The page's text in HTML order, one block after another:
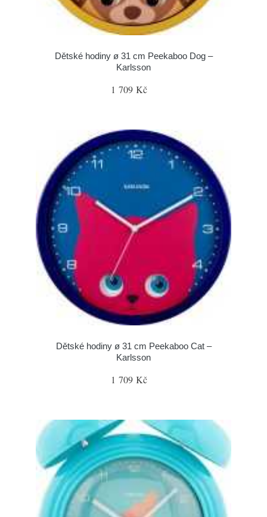
Dětské hodiny ø 31 cm Peekaboo Dog –
Karlsson
1 709 Kč
Dětské hodiny ø 31 cm Peekaboo Cat –
Karlsson
1 709 Kč